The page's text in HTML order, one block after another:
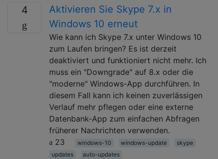
4
Aktivieren Sie Skype 7.x in
Windows 10 erneut
Wie kann ich Skype 7.x unter Windows 10
zum Laufen bringen? Es ist derzeit
deaktiviert und funktioniert nicht mehr. Ich
muss ein "Downgrade" auf 8.x oder die
"moderne" Windows-App durchführen. In
diesem Fall kann ich keinen zuverlässigen
Verlauf mehr pflegen oder eine externe
Datenbank-App zum einfachen Abfragen
früherer Nachrichten verwenden.
23
windows-10 windows-update
skype
updates
auto-updates